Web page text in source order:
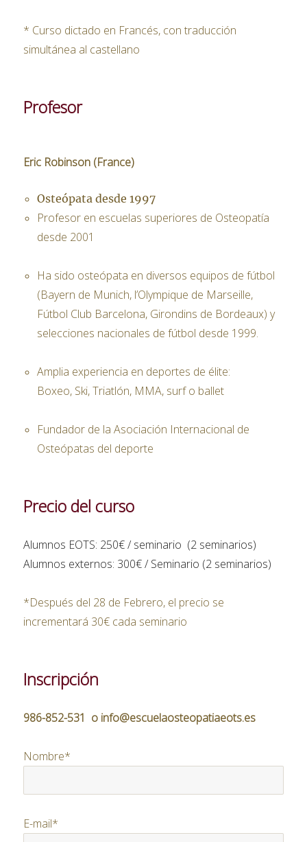
* Curso dictado en Francés, con traducción
simultánea al castellano
Profesor
Eric Robinson (France)
Osteópata desde 1997
Profesor en escuelas superiores de Osteopatía
desde 2001
Ha sido osteópata en diversos equipos de fútbol
(Bayern de Munich, l’Olympique de Marseille,
Fútbol Club Barcelona, Girondins de Bordeaux) y
selecciones nacionales de fútbol desde 1999.
Amplia experiencia en deportes de élite:
Boxeo, Ski, Triatlón, MMA, surf o ballet
Fundador de la Asociación Internacional de
Osteópatas del deporte
Precio del curso
Alumnos EOTS: 250€ / seminario (2 seminarios)
Alumnos externos: 300€ / Seminario (2 seminarios)
*Después del 28 de Febrero, el precio se
incrementará 30€ cada seminario
Inscripción
986-852-531 o info@escuelaosteopatiaeots.es
Nombre*
E-mail*